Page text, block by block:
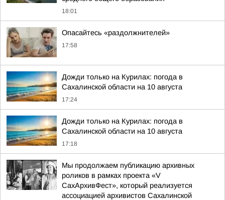
18:01
Опасайтесь «раздолжнителей»
17:58
Дожди только на Курилах: погода в
Сахалинской области на 10 августа
17:24
Дожди только на Курилах: погода в
Сахалинской области на 10 августа
17:18
Мы продолжаем публикацию архивных
роликов в рамках проекта «V
СахАрхивФест», который реализуется
ассоциацией архивистов Сахалинской